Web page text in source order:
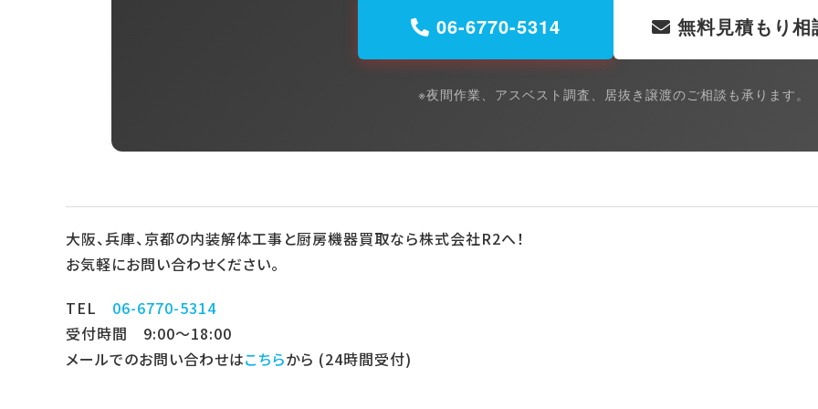
06-6770-5314 無料見積もり相
※夜間作業、アスベスト調査、居抜き譲渡のご相談も承ります。
大阪、兵庫、京都の内装解体工事と厨房機器買取なら株式会社R2へ！
お気軽にお問い合わせください。
TEL 06-6770-5314
受付時間 9:00～18:00
メールでのお問い合わせはこちらから (24時間受付)